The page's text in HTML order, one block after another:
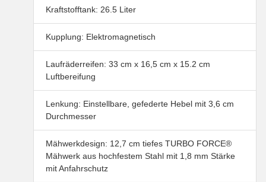
Kraftstofftank: 26.5 Liter
Kupplung: Elektromagnetisch
Laufräderreifen: 33 cm x 16,5 cm x 15.2 cm
Luftbereifung
Lenkung: Einstellbare, gefederte Hebel mit 3,6 cm
Durchmesser
Mähwerkdesign: 12,7 cm tiefes TURBO FORCE®
Mähwerk aus hochfestem Stahl mit 1,8 mm Stärke
mit Anfahrschutz